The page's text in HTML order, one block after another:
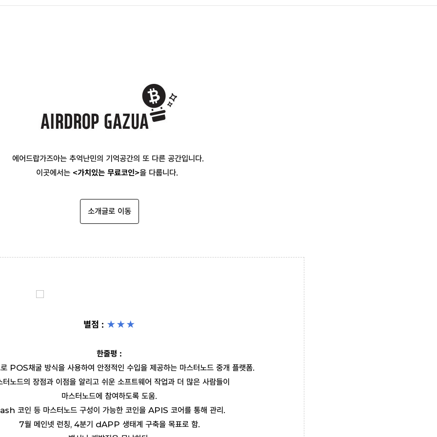
에어드랍가즈아는 추억난민의 기억공간의 또 다른 공간입니다.
이곳에서는 <가치있는 무료코인>을 다룹니다.
소개글로 이동
별점 : ★★★
한줄평 :
POS채굴 방식을 사용하여 안정적인 수입을 제공하는 마스터노드 중개 플랫폼.
터노드의 장점과 이점을 알리고 쉬운 소프트웨어 작업과 더 많은 사람들이
마스터노드에 참여하도록 도움.
코인 등 마스터노드 구성이 가능한 코인을 APIS 코어를 통해 관리.
7월 메인넷 런칭, 4분기 dAPP 생태계 구축을 목표로 함.